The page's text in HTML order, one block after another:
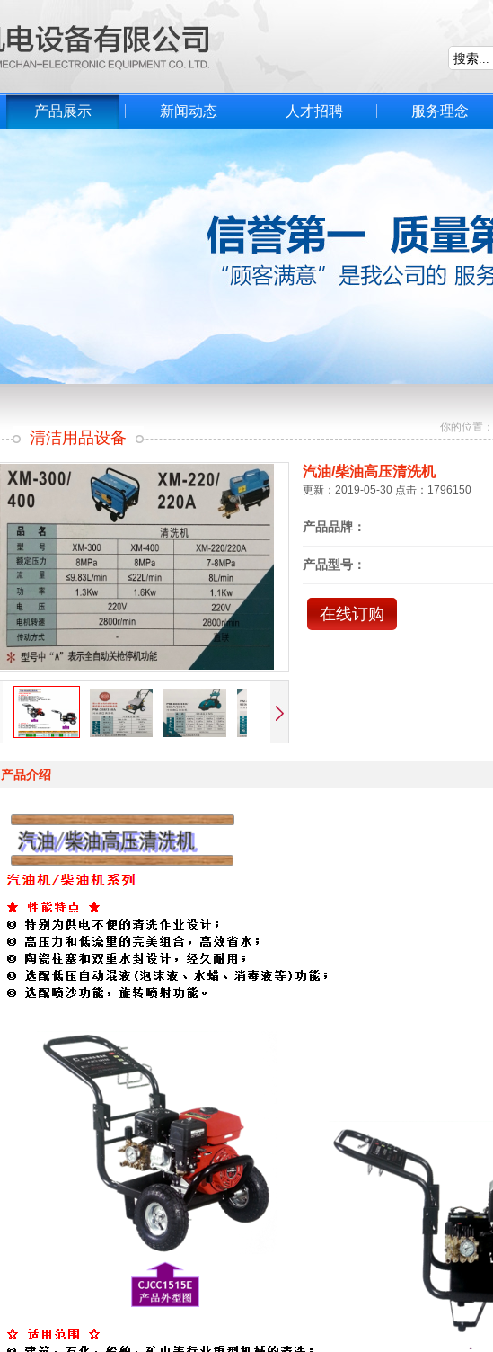
产品展示 新闻动态 人才招聘 服务理念
你的位置：
清洁用品设备
汽油/柴油高压清洗机
更新：2019-05-30 点击：1796150
产品品牌：
产品型号：
在线订购
产品介绍